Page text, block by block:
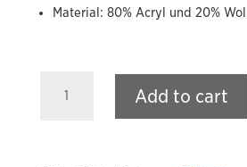
Material: 80% Acryl und 20%
SEVEN
Add to cart